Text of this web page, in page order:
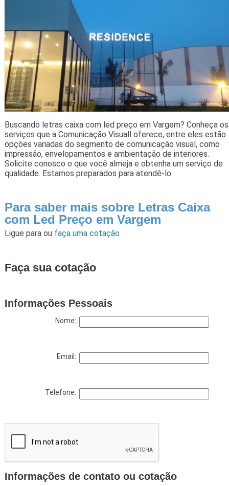
Buscando letras caixa com led preço em Vargem? Conheça os
serviços que a Comunicação Visuall oferece, entre eles estão
opções variadas do segmento de comunicação visual, como
impressão, envelopamentos e ambientação de interiores.
Solicite conosco o que você almeja e obtenha um serviço de
qualidade. Estamos preparados para atendê-lo.
Para saber mais sobre Letras Caixa
com Led Preço em Vargem
Ligue para ou faça uma cotação
Faça sua cotação
Informações Pessoais
Nome:
Email:
Telefone:
Informações de contato ou cotação